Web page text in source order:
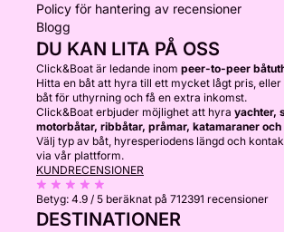
Policy för hantering av recensioner
Blogg
DU KAN LITA PÅ OSS
Click&Boat är ledande inom peer-to-peer
Hitta en båt att hyra till ett mycket lågt pris, eller
båt för uthyrning och få en extra inkomst.
Click&Boat erbjuder möjlighet att hyra yachter,
motorbåtar, ribbåtar, pråmar, katamaraner
Välj typ av båt, hyresperiodens längd och
via vår plattform.
KUNDRECENSIONER
Betyg: 4.9 / 5 beräknat på 712391 recensioner
DESTINATIONER